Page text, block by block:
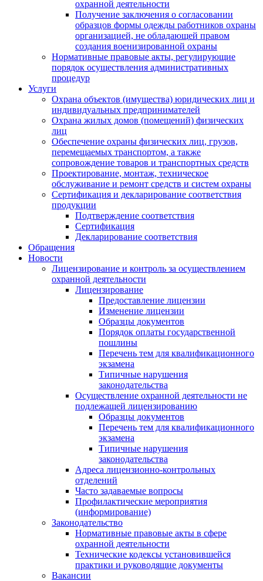
охранной деятельности
Получение заключения о согласовании
образцов формы одежды работников охраны
организацией, не обладающей правом
создания военизированной охраны
Нормативные правовые акты, регулирующие
порядок осуществления административных
процедур
Услуги
Охрана объектов (имущества) юридических лиц и
индивидуальных предпринимателей
Охрана жилых домов (помещений) физических
лиц
Обеспечение охраны физических лиц, грузов,
перемещаемых транспортом, а также
сопровождение товаров и транспортных средств
Проектирование, монтаж, техническое
обслуживание и ремонт средств и систем охраны
Сертификация и декларирование соответствия
продукции
Подтверждение соответствия
Сертификация
Декларирование соответствия
Обращения
Новости
Лицензирование и контроль за осуществлением
охранной деятельности
Лицензирование
Предоставление лицензии
Изменение лицензии
Образцы документов
Порядок оплаты государственной
пошлины
Перечень тем для квалификационного
экзамена
Типичные нарушения
законодательства
Осуществление охранной деятельности не
подлежащей лицензированию
Образцы документов
Перечень тем для квалификационного
экзамена
Типичные нарушения
законодательства
Адреса лицензионно-контрольных
отделений
Часто задаваемые вопросы
Профилактические мероприятия
(информирование)
Законодательство
Нормативные правовые акты в сфере
охранной деятельности
Технические кодексы установившейся
практики и руководящие документы
Вакансии